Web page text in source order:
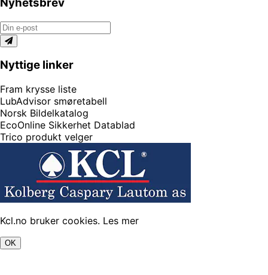
Nyttige linker
Fram krysse liste
LubAdvisor smøretabell
Norsk Bildelkatalog
EcoOnline Sikkerhet Datablad
Trico produkt velger
Kcl.no bruker cookies. Les mer
OK